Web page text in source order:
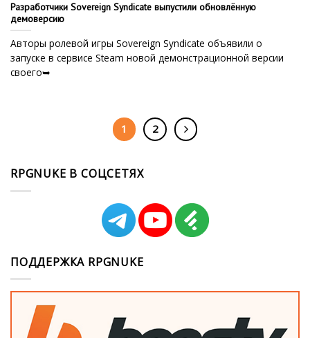
Разработчики Sovereign Syndicate выпустили обновлённую
демоверсию
Авторы ролевой игры Sovereign Syndicate объявили о
запуске в сервисе Steam новой демонстрационной версии
своего➥
1 2
RPGNUKE В СОЦСЕТЯХ
ПОДДЕРЖКА RPGNUKE